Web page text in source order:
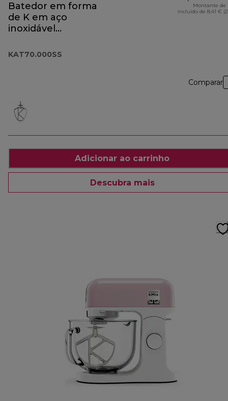
Batedor em forma
de K em aço
inoxidável
KAT70.000SS
Montante de
incluído de 8,41 €
Comparar
Adicionar ao carrinho
Descubra mais